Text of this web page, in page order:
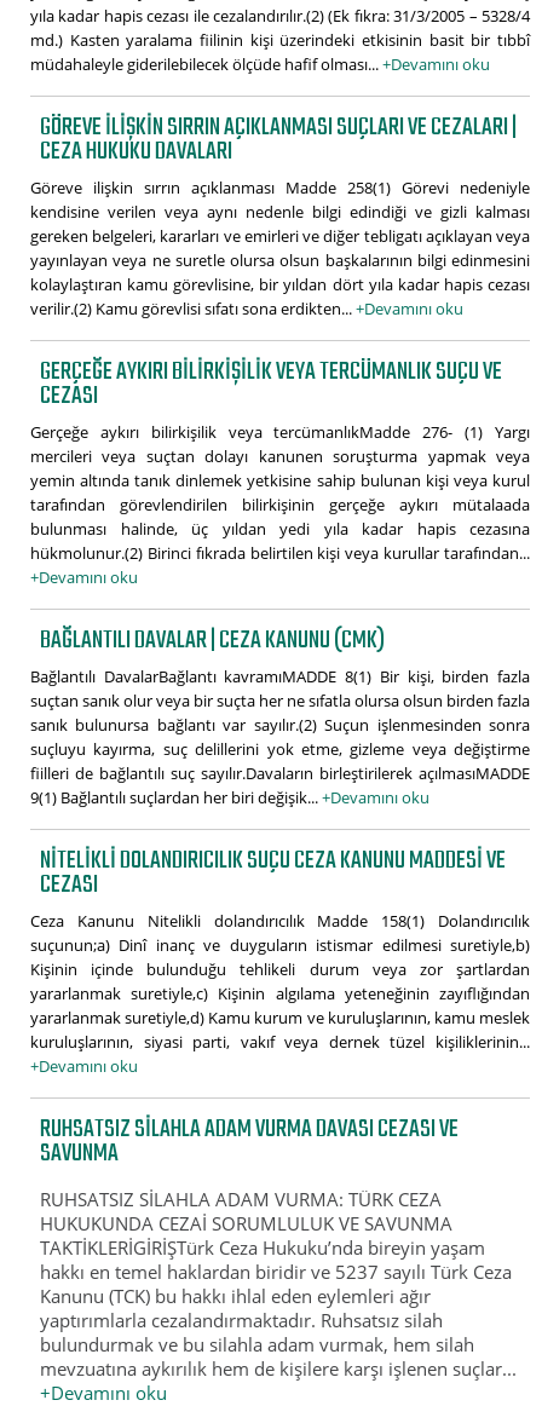
yıla kadar hapis cezası ile cezalandırılır.(2) (Ek fıkra: 31/3/2005 – 5328/4
md.) Kasten yaralama fiilinin kişi üzerindeki etkisinin basit bir tıbbî
müdahaleyle giderilebilecek ölçüde hafif olması...+Devamını oku
GÖREVE ILIŞKIN SIRRIN AÇIKLANMASI SUÇLARI VE CEZALARI |
CEZA HUKUKU DAVALARI
Göreve ilişkin sırrın açıklanması Madde 258(1) Görevi nedeniyle
kendisine verilen veya aynı nedenle bilgi edindiği ve gizli kalması
gereken belgeleri, kararları ve emirleri ve diğer tebligatı açıklayan veya
yayınlayan veya ne suretle olursa olsun başkalarının bilgi edinmesini
kolaylaştıran kamu görevlisine, bir yıldan dört yıla kadar hapis cezası
verilir.(2) Kamu görevlisi sıfatı sona erdikten...+Devamını oku
GERÇEĞE AYKIRI BILIRKIŞILIK VEYA TERCÜMANLIK SUÇU VE
CEZASI
Gerçeğe aykırı bilirkişilik veya tercümanlıkMadde 276- (1) Yargı
mercileri veya suçtan dolayı kanunen soruşturma yapmak veya
yemin altında tanık dinlemek yetkisine sahip bulunan kişi veya kurul
tarafından görevlendirilen bilirkişinin gerçeğe aykırı mütalaada
bulunması halinde, üç yıldan yedi yıla kadar hapis cezasına
hükmolunur.(2) Birinci fıkrada belirtilen kişi veya kurullar tarafından...
+Devamını oku
BAĞLANTILI DAVALAR | CEZA KANUNU (CMK)
Bağlantılı DavalarBağlantı kavramıMADDE 8(1) Bir kişi, birden fazla
suçtan sanık olur veya bir suçta her ne sıfatla olursa olsun birden fazla
sanık bulunursa bağlantı var sayılır.(2) Suçun işlenmesinden sonra
suçluyu kayırma, suç delillerini yok etme, gizleme veya değiştirme
fiilleri de bağlantılı suç sayılır.Davaların birleştirilerek açılmasıMADDE
9(1) Bağlantılı suçlardan her biri değişik...+Devamını oku
NITELIKLI DOLANDIRICILIK SUÇU CEZA KANUNU MADDESI VE
CEZASI
Ceza Kanunu Nitelikli dolandırıcılık Madde 158(1) Dolandırıcılık
suçunun;a) Dinî inanç ve duyguların istismar edilmesi suretiyle,b)
Kişinin içinde bulunduğu tehlikeli durum veya zor şartlardan
yararlanmak suretiyle,c) Kişinin algılama yeteneğinin zayıflığından
yararlanmak suretiyle,d) Kamu kurum ve kuruluşlarının, kamu meslek
kuruluşlarının, siyasi parti, vakıf veya dernek tüzel kişiliklerinin...
+Devamını oku
RUHSATSIZ SILAHLA ADAM VURMA DAVASI CEZASI VE
SAVUNMA
RUHSATSIZ SİLAHLA ADAM VURMA: TÜRK CEZA
HUKUKUNDA CEZAİ SORUMLULUK VE SAVUNMA
TAKTİKLERİGİRİŞTürk Ceza Hukuku’nda bireyin yaşam
hakkı en temel haklardan biridir ve 5237 sayılı Türk Ceza
Kanunu (TCK) bu hakkı ihlal eden eylemleri ağır
yaptırımlarla cezalandırmaktadır. Ruhsatsız silah
bulundurmak ve bu silahla adam vurmak, hem silah
mevzuatına aykırılık hem de kişilere karşı işlenen suçlar...
+Devamını oku